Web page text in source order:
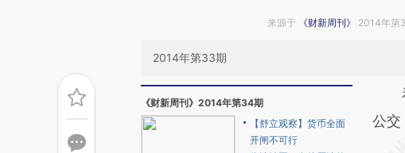
来源于 《财新周刊》 2014年第
2014年第33期
《财新周刊》2014年第34期
【舒立观察】货币全面
开闸不可行
看
公交